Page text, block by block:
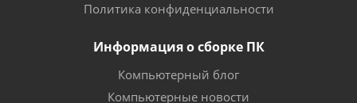
Политика конфиденциальности
Информация о сборке ПК
Компьютерный блог
Компьютерные новости